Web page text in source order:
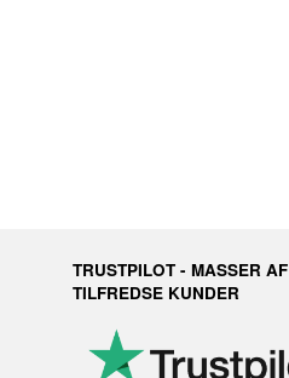
TRUSTPILOT - MASSER AF
TILFREDSE KUNDER